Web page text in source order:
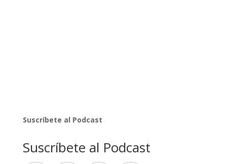
Suscríbete al Podcast
Suscríbete al Podcast